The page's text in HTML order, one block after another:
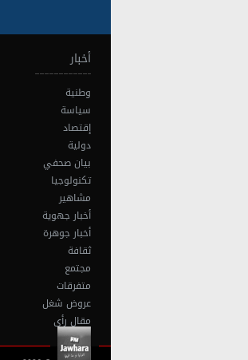
أخبار
وطنية
سياسة
إقتصاد
دولية
بيان صحفي
تكنولوجيا
مشاهير
أخبار جهوية
أخبار جوهرة
ثقافة
مجتمع
متفرقات
عروض شغل
مقال رأي